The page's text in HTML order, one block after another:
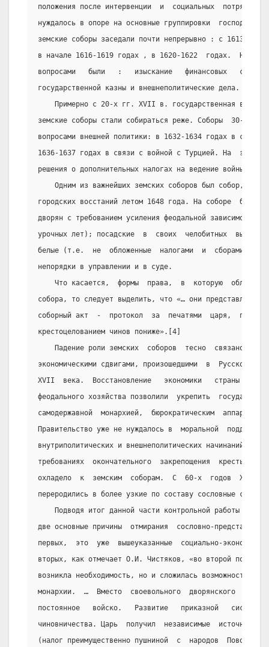
положения после интервенции  и  социальных
нуждалось в опоре на основные группировки
земские соборы заседали почти непрерывно : с 1613
в начале 1616-1619 годах , в 1620-1622  годах.  На
вопросами   были   :   изыскание   финансовых
государственной казны и внешнеполитические дела.
Примерно с 20-х гг. XVII в. государственная власть
земские соборы стали собираться реже. Соборы  30-х
вопросами внешней политики: в 1632-1634 годах в
1636-1637 годах в связи с войной с Турцией. На  этих
решения о дополнительных налогах на ведение войны.
Одним из важнейших земских соборов был собор,
городских восстаний летом 1648 года. На соборе  были
дворян с требованием усиления феодальной зависимости
урочных лет); посадские  в  своих  челобитных
белые (т.е.  не  обложенные  налогами  и  сборами)
непорядки в управлении и в суде.
Что касается,  формы  права,  в  которую
собора, то следует выделить, что «… они представляли
соборный акт  -  протокол  за  печатями  царя,
крестоцелованием чинов пониже».[4]
Падение роли земских  соборов  тесно  связано  с
экономическими сдвигами, произошедшими  в  Русском
XVII  века.  Восстановление   экономики   страны   и
феодального хозяйства позволили  укрепить
самодержавной  монархией,  бюрократическим
Правительство уже не нуждалось в  моральной
внутриполитических и внешнеполитических начинаний.
требованиях  окончательного  закрепощения  крестьян,
охладело  к  земским  соборам.  С  60-х  годов  XVII
переродились в более узкие по составу сословные
Подводя итог данной части контрольной работы
две основные причины  отмирания  сословно-
первых,  это  уже  вышеуказанные  социально-
вторых, как отмечает О.И. Чистяков, «во второй
возникла необходимость, но и сложилась возможность
монархии.  …  Вместо  своевольного  дворянского
постоянное   войско.   Развитие   приказной   системы
чиновничества. Царь  получил  независимые  источники
(налог преимущественно пушниной  с  народов